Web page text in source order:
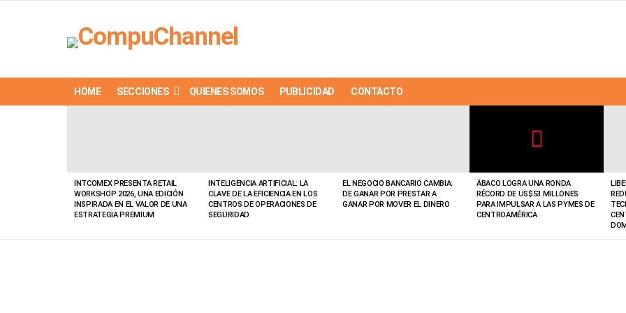
HOME SECCIONES QUIENES SOMOS PUBLICIDAD CONTACTO
INTCOMEX PRESENTA RETAIL
WORKSHOP 2026, UNA EDICIÓN
INSPIRADA EN EL VALOR DE UNA
ESTRATEGIA PREMIUM
INTELIGENCIA ARTIFICIAL: LA
CLAVE DE LA EFICIENCIA EN LOS
CENTROS DE OPERACIONES DE
SEGURIDAD
EL NEGOCIO BANCARIO CAMBIA:
DE GANAR POR PRESTAR A
GANAR POR MOVER EL DINERO
Safe
For
Work
view
this
post
ÁBACO LOGRA UNA RONDA
RÉCORD DE US$53 MILLONES
PARA IMPULSAR A LAS PYMES DE
CENTROAMÉRICA